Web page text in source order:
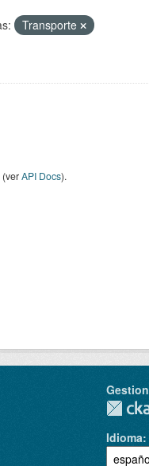
Transporte
(verAPI Docs).
Idioma